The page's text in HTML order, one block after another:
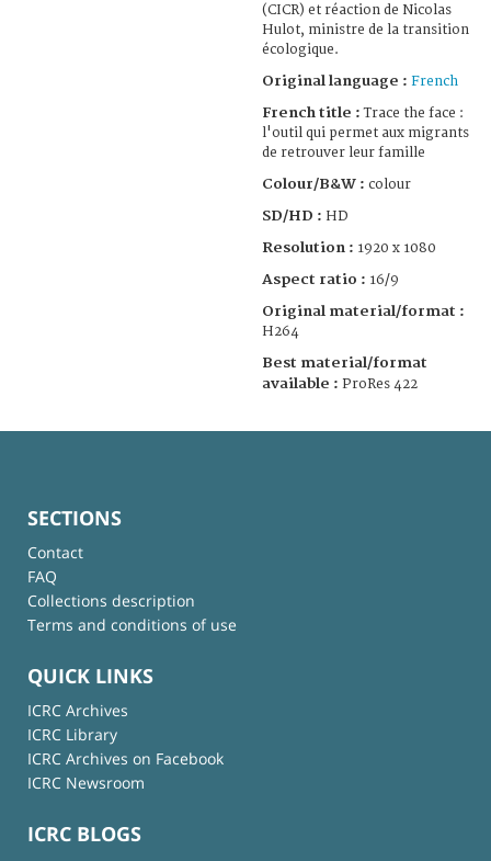
(CICR) et réaction de Nicolas
Hulot, ministre de la transition
écologique.
Original language : French
French title : Trace the face :
l'outil qui permet aux migrants
de retrouver leur famille
Colour/B&W : colour
SD/HD : HD
Resolution : 1920 x 1080
Aspect ratio : 16/9
Original material/format :
H264
Best material/format
available : ProRes 422
SECTIONS
Contact
FAQ
Collections description
Terms and conditions of use
QUICK LINKS
ICRC Archives
ICRC Library
ICRC Archives on Facebook
ICRC Newsroom
ICRC BLOGS